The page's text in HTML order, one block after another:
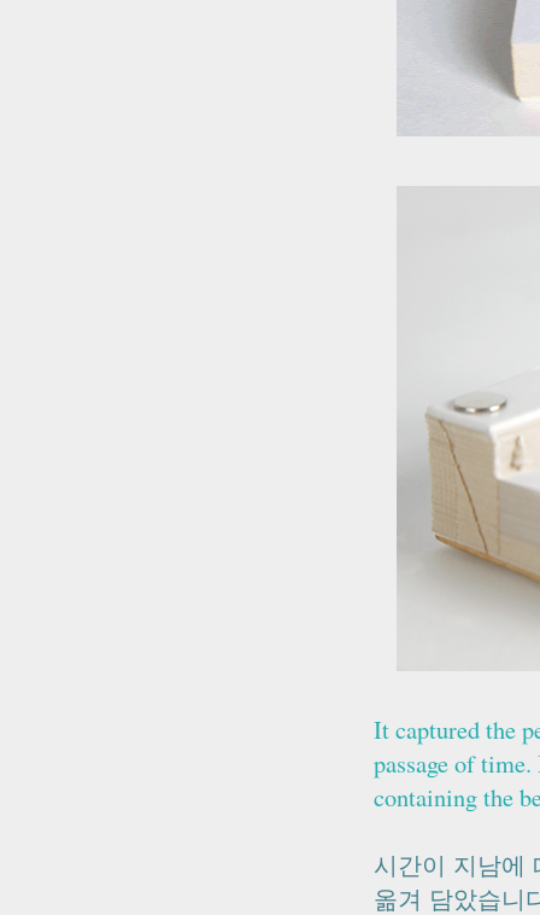
It captured the
passage of
containing the
시간이 지남에
옮겨 담았습니